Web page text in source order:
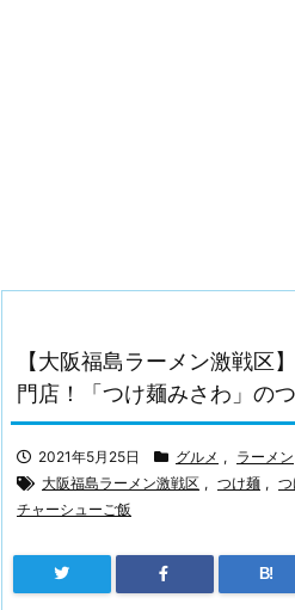
【大阪福島ラーメン激戦区
門店！「つけ麺みさわ」の
2021年5月25日 グルメ , ラーメン
大阪福島ラーメン激戦区 , つけ麺 ,
チャーシューご飯
B!